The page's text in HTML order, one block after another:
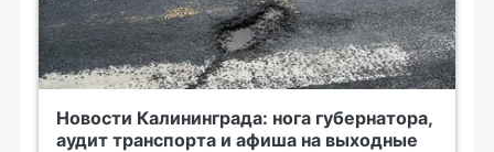
Новости Калининграда: нога губернатора,
аудит транспорта и афиша на выходные